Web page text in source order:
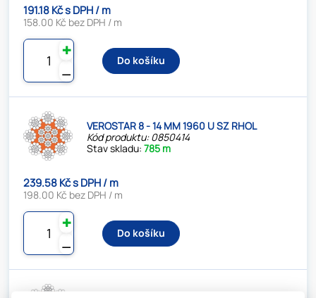
191.18 Kč s DPH / m
158.00 Kč bez DPH / m
⚊
✚
Do košíku
VEROSTAR 8 - 14 MM 1960 U SZ RHOL
Kód produktu: 0850414
Stav skladu:785 m
239.58 Kč s DPH / m
198.00 Kč bez DPH / m
⚊
✚
Do košíku